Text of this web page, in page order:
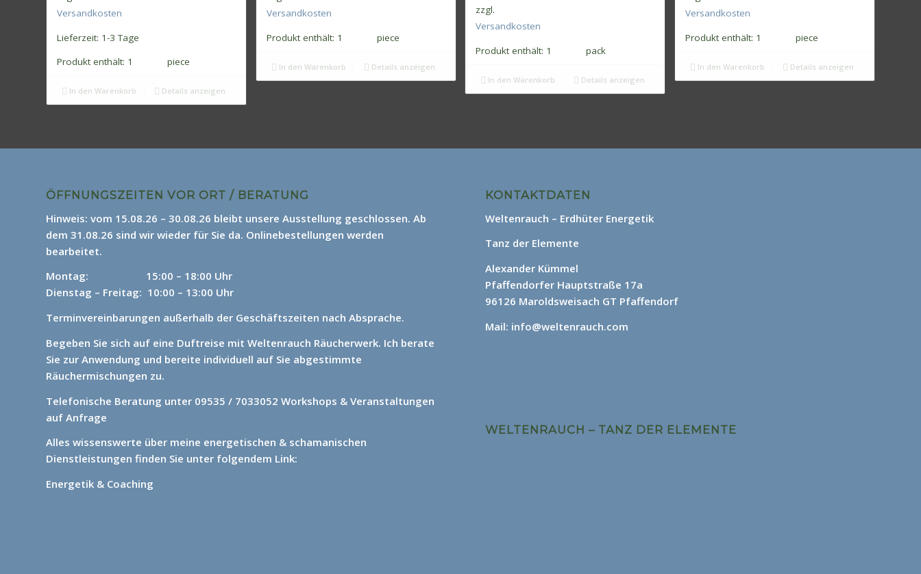
Versandkosten
Lieferzeit: 1-3 Tage
Produkt enthält: 1
piece
In den Warenkorb Details anzeigen
Versandkosten
Produkt enthält: 1
piece
In den Warenkorb Details anzeigen
zzgl.
Versandkosten
Produkt enthält: 1
pack
In den Warenkorb Details anzeigen
Versandkosten
Produkt enthält: 1
piece
In den Warenkorb Details anzeigen
ÖFFNUNGSZEITEN VOR ORT / BERATUNG
Hinweis: vom 15.08.26 – 30.08.26 bleibt unsere Ausstellung geschlossen. Ab
dem 31.08.26 sind wir wieder für Sie da. Onlinebestellungen werden
bearbeitet.
Montag: 15:00 – 18:00 Uhr
Dienstag – Freitag: 10:00 – 13:00 Uhr
Terminvereinbarungen außerhalb der Geschäftszeiten nach Absprache.
Begeben Sie sich auf eine Duftreise mit Weltenrauch Räucherwerk. Ich berate
Sie zur Anwendung und bereite individuell auf Sie abgestimmte
Räuchermischungen zu.
Telefonische Beratung unter 09535 / 7033052 Workshops & Veranstaltungen
auf Anfrage
Alles wissenswerte über meine energetischen & schamanischen
Dienstleistungen finden Sie unter folgendem Link:
Energetik & Coaching
KONTAKTDATEN
Weltenrauch – Erdhüter Energetik
Tanz der Elemente
Alexander Kümmel
Pfaffendorfer Hauptstraße 17a
96126 Maroldsweisach GT Pfaffendorf
Mail: info@weltenrauch.com
WELTENRAUCH – TANZ DER ELEMENTE